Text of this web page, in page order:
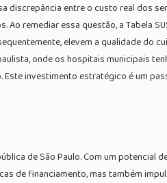
entre o custo real dos
remediar essa questão, a Tabela
elevem a qualidade do
onde os hospitais municipais
investimento estratégico é um
de São Paulo. Com um potencial
de financiamento, mas também